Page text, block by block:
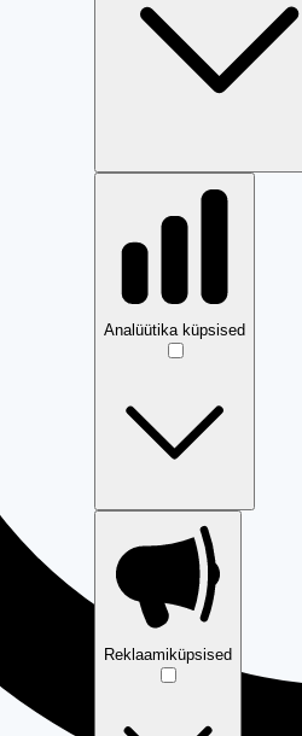
Analüütika küpsised
Reklaamiküpsised